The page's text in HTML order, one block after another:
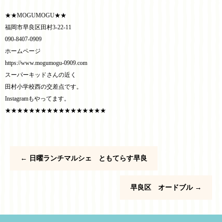
★★MOGUMOGU★★
福岡市早良区田村3-22-11
090-8407-0909
ホームページ
https://www.mogumogu-0909.com
スーパーキッドさんの近く
田村小学校西の交差点です。
Instagramもやってます。
★★★★★★★★★★★★★★★★★
← 日曜ランチマルシェ ともてらす早良
早良区 オードブル →